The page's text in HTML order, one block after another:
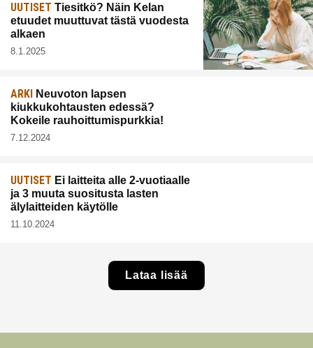
UUTISET Tiesitkö? Näin Kelan
etuudet muuttuvat tästä vuodesta
alkaen
8.1.2025
ARKI Neuvoton lapsen
kiukkukohtausten edessä?
Kokeile rauhoittumispurkkia!
7.12.2024
UUTISET Ei laitteita alle 2-vuotiaalle
ja 3 muuta suositusta lasten
älylaitteiden käytölle
11.10.2024
Lataa lisää